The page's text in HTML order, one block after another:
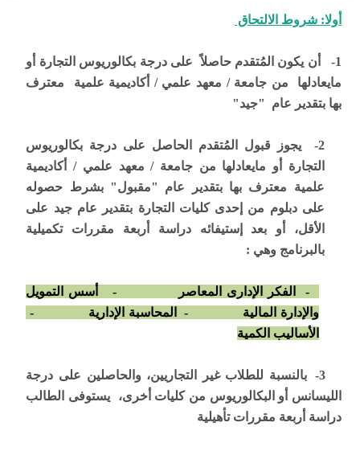
أولا: شروط الالتحاق
1- أن يكون المُتقدم حاصلاً على درجة بكالوريوس التجارة أو
مايعادلها من جامعة / معهد علمي / أكاديمية علمية معترف
بها بتقدير عام "جيد"
2- يجوز قبول المُتقدم الحاصل على درجة بكالوريوس
التجارة أو مايعادلها من جامعة / معهد علمي / أكاديمية
علمية معترف بها بتقدير عام "مقبول" بشرط حصوله
على دبلوم من إحدى كليات التجارة بتقدير عام جيد على
الأقل، أو بعد إستيفائه دراسة أربعة مقررات تكميلية
بالبرنامج وهي :
- الفكر الإدارى المعاصر
- أسس التمويل
والإدارة المالية
- المحاسبة الإدارية
-
الأساليب الكمية
3- بالنسبة للطلاب غير التجاريين، والحاصلين على درجة
الليسانس أو البكالوريوس من كليات أخرى، يستوفى الطالب
دراسة أربعة مقررات تأهيلية